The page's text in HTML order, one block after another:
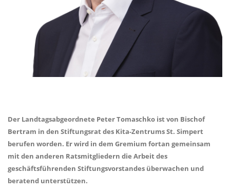
Der Landtagsabgeordnete Peter Tomaschko ist von Bischof
Bertram in den Stiftungsrat des Kita-Zentrums St. Simpert
berufen worden. Er wird in dem Gremium fortan gemeinsam
mit den anderen Ratsmitgliedern die Arbeit des
geschäftsführenden Stiftungsvorstandes überwachen und
beratend unterstützen.